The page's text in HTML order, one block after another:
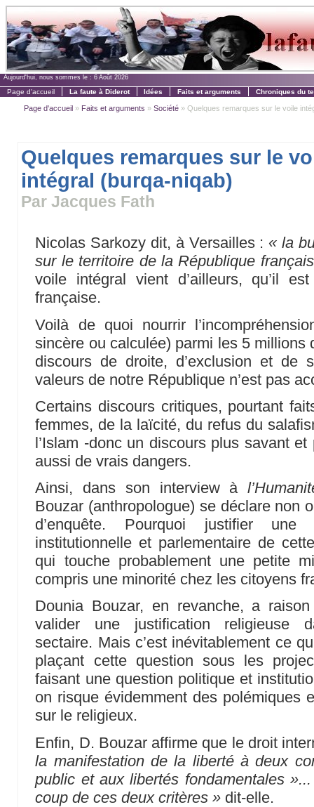
Aujourd'hui, nous sommes le : 6 Août 2026
Page d'accueil La faute à Diderot Idées Faits et arguments Chroniques du
Page d'accueil » Faits et arguments »Société » Quelques remarques sur le voile
Quelques remarques sur le
intégral (burqa-niqab)
Par Jacques Fath
Nicolas Sarkozy dit, à Versailles : « la
sur le territoire de la République
voile intégral vient d’ailleurs, qu’il
française.
Voilà de quoi nourrir
sincère ou calculée) parmi les 5 millions
discours de droite, d’exclusion et de
valeurs de notre République n’est pas
Certains discours critiques, pourtant
femmes, de la laïcité, du refus du
l’Islam -donc un discours plus savant
aussi de vrais dangers.
Ainsi, dans son interview à
Bouzar (anthropologue) se déclare non
d’enquête. Pourquoi justifier
institutionnelle et parlementaire de
qui touche probablement une petite
compris une minorité chez les citoyens
Dounia Bouzar, en revanche, a
valider une justification religieuse
sectaire. Mais c’est inévitablement ce
plaçant cette question sous les
faisant une question politique et
on risque évidemment des polémiques
sur le religieux.
Enfin, D. Bouzar affirme que le droit
la manifestation de la liberté à deux
public et aux libertés fondamentales
coup de ces deux critères » dit-elle.